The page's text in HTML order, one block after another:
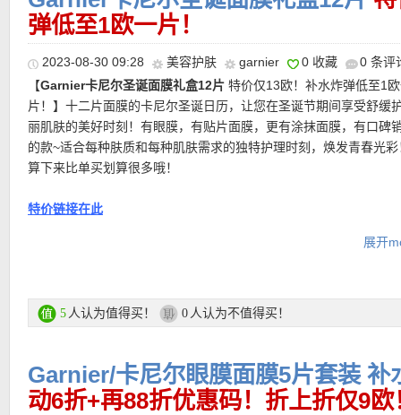
弹低至1欧一片！
2023-08-30 09:28 美容护肤 garnier 0 收藏
0 条评
【Garnier卡尼尔圣诞面膜礼盒12片 特价仅13欧！补水炸弹低至1
片！】十二片面膜的卡尼尔圣诞日历，让您在圣诞节期间享受舒缓
丽肌肤的美好时刻！有眼膜，有贴片面膜，更有涂抹面膜，有口碑
的款~适合每种肤质和每种肌肤需求的独特护理时刻，焕发青春光
算下来比单买划算很多哦！
特价链接在此
展开
5 人认为值得买！ 0 人认为不值得买！
Garnier/卡尼尔眼膜面膜5片套装
动6折+再88折优惠码！折上折仅9欧